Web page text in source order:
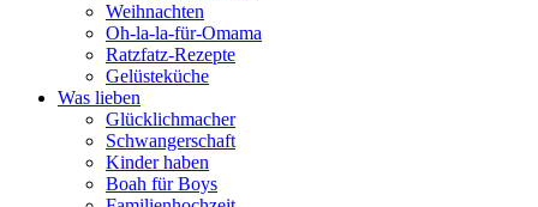
Weihnachten
Oh-la-la-für-Omama
Ratzfatz-Rezepte
Gelüsteküche
Was lieben
Glücklichmacher
Schwangerschaft
Kinder haben
Boah für Boys